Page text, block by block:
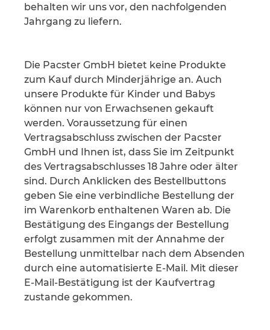
behalten wir uns vor, den nachfolgenden
Jahrgang zu liefern.
Die Pacster GmbH bietet keine Produkte
zum Kauf durch Minderjährige an. Auch
unsere Produkte für Kinder und Babys
können nur von Erwachsenen gekauft
werden. Voraussetzung für einen
Vertragsabschluss zwischen der Pacster
GmbH und Ihnen ist, dass Sie im Zeitpunkt
des Vertragsabschlusses 18 Jahre oder älter
sind. Durch Anklicken des Bestellbuttons
geben Sie eine verbindliche Bestellung der
im Warenkorb enthaltenen Waren ab. Die
Bestätigung des Eingangs der Bestellung
erfolgt zusammen mit der Annahme der
Bestellung unmittelbar nach dem Absenden
durch eine automatisierte E-Mail. Mit dieser
E-Mail-Bestätigung ist der Kaufvertrag
zustande gekommen.